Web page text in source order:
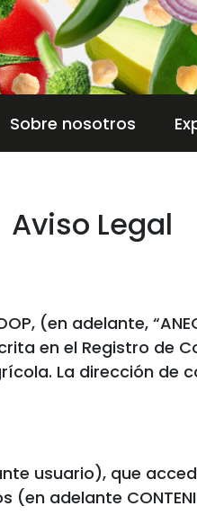
Sobre nosotros
Aviso Legal
(en adelante,
en el Registro de
La dirección
usuario), que
adelante